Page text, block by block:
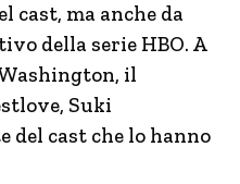
ma anche da
della serie HBO. A
il
Suki
del cast che lo hanno